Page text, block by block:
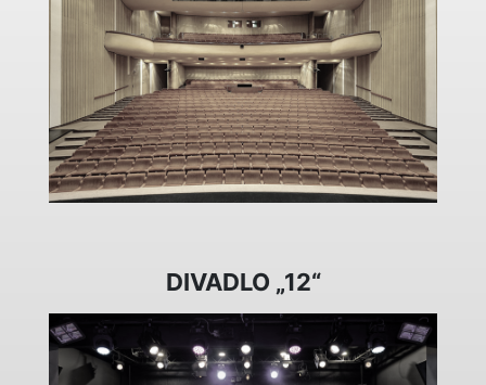
DIVADLO „12“